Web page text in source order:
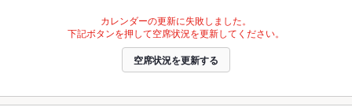
カレンダーの更新に失敗しました。
下記ボタンを押して空席状況を更新してください。
空席状況を更新する